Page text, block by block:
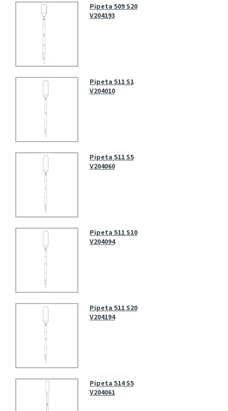
Pipeta 509 S20
V204193
Pipeta 511 S1
V204010
Pipeta 511 S5
V204060
Pipeta 511 S10
V204094
Pipeta 511 S20
V204194
Pipeta 514 S5
V204061